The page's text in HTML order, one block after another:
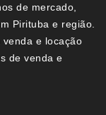
de mercado,
Pirituba e região.
e locação
de venda e